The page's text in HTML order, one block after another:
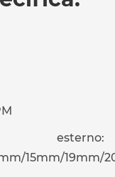
15mm/19mm/